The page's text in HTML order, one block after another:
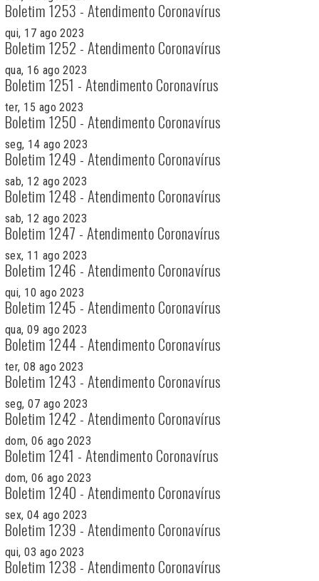
Boletim 1253 - Atendimento Coronavírus
qui, 17 ago 2023
Boletim 1252 - Atendimento Coronavírus
qua, 16 ago 2023
Boletim 1251 - Atendimento Coronavírus
ter, 15 ago 2023
Boletim 1250 - Atendimento Coronavírus
seg, 14 ago 2023
Boletim 1249 - Atendimento Coronavírus
sab, 12 ago 2023
Boletim 1248 - Atendimento Coronavírus
sab, 12 ago 2023
Boletim 1247 - Atendimento Coronavírus
sex, 11 ago 2023
Boletim 1246 - Atendimento Coronavírus
qui, 10 ago 2023
Boletim 1245 - Atendimento Coronavírus
qua, 09 ago 2023
Boletim 1244 - Atendimento Coronavírus
ter, 08 ago 2023
Boletim 1243 - Atendimento Coronavírus
seg, 07 ago 2023
Boletim 1242 - Atendimento Coronavírus
dom, 06 ago 2023
Boletim 1241 - Atendimento Coronavírus
dom, 06 ago 2023
Boletim 1240 - Atendimento Coronavírus
sex, 04 ago 2023
Boletim 1239 - Atendimento Coronavírus
qui, 03 ago 2023
Boletim 1238 - Atendimento Coronavírus